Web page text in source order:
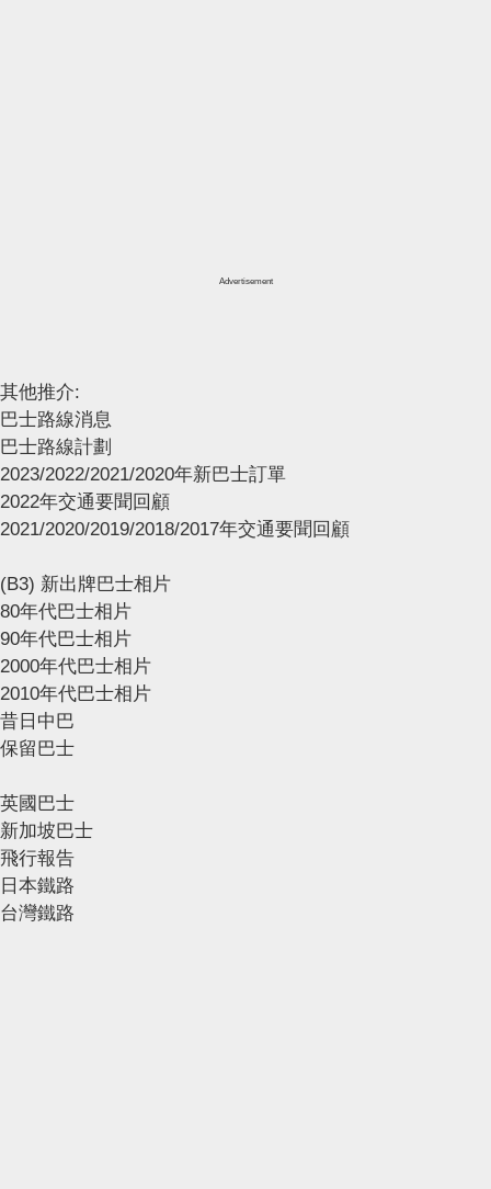
Advertisement
其他推介:
巴士路線消息
巴士路線計劃
2023/2022/2021/2020年新巴士訂單
2022年交通要聞回顧
2021/2020/2019/2018/2017年交通要聞回顧
(B3) 新出牌巴士相片
80年代巴士相片
90年代巴士相片
2000年代巴士相片
2010年代巴士相片
昔日中巴
保留巴士
英國巴士
新加坡巴士
飛行報告
日本鐵路
台灣鐵路